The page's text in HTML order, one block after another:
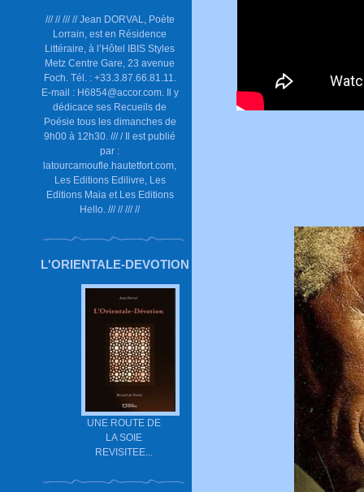
/// // /// // Jean DORVAL, Poète
Lorrain, est en Résidence
Littéraire, à l’Hôtel IBIS Styles
Metz Centre Gare, 23 avenue
Foch. Tél. : +33.3.87.66.81.11.
E-mail : H6854@accor.com. Il y
dédicace ses Recueils de
Poésie tous les dimanches de
9h00 à 12h30. /// / Il est publié
par :
latourcamoufle.hautetfort.com,
Les Editions Edilivre, Les
Editions Maia et Les Editions
Hello. /// // /// //
L'ORIENTALE-DEVOTION
UNE ROUTE DE
LA SOIE
REVISITEE...